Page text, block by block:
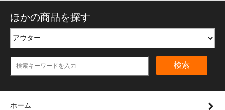
ほかの商品を探す
検索
ホーム